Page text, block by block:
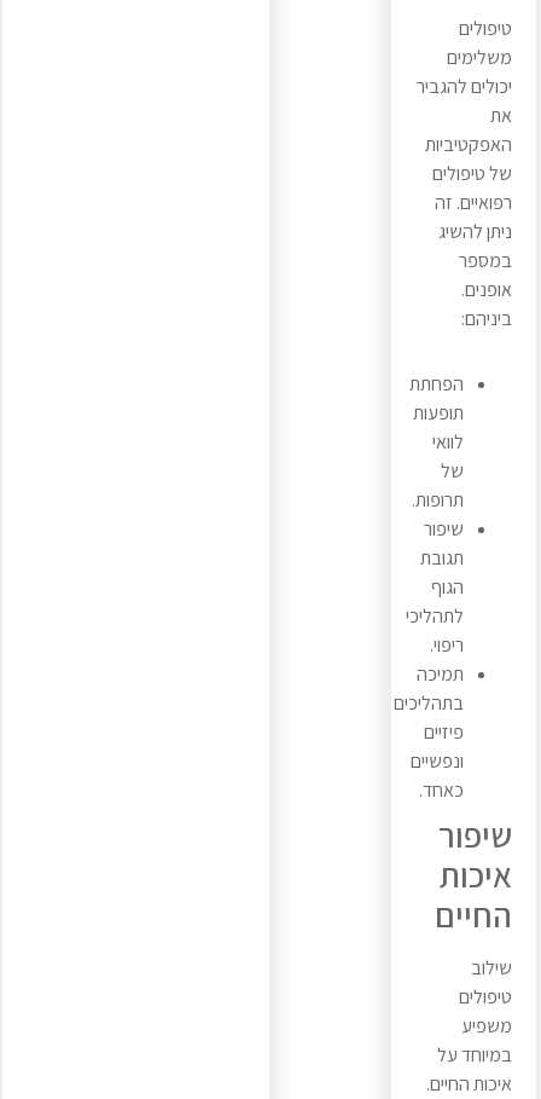
טיפולים
משלימים
יכולים להגביר
את
האפקטיביות
של טיפולים
רפואיים. זה
ניתן להשיג
במספר
אופנים.
ביניהם:
הפחתת
תופעות
לוואי
של
תרופות.
שיפור
תגובת
הגוף
לתהליכי
ריפוי.
תמיכה
בתהליכים
פיזיים
ונפשיים
כאחד.
שיפור
איכות
החיים
שילוב
טיפולים
משפיע
במיוחד על
איכות החיים.